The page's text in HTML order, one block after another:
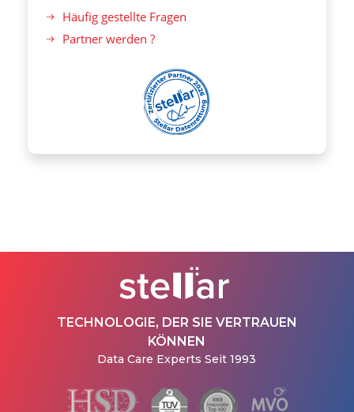
Häufig gestellte Fragen
Partner werden ?
TECHNOLOGIE, DER SIE VERTRAUEN
KÖNNEN
Data Care Experts Seit 1993